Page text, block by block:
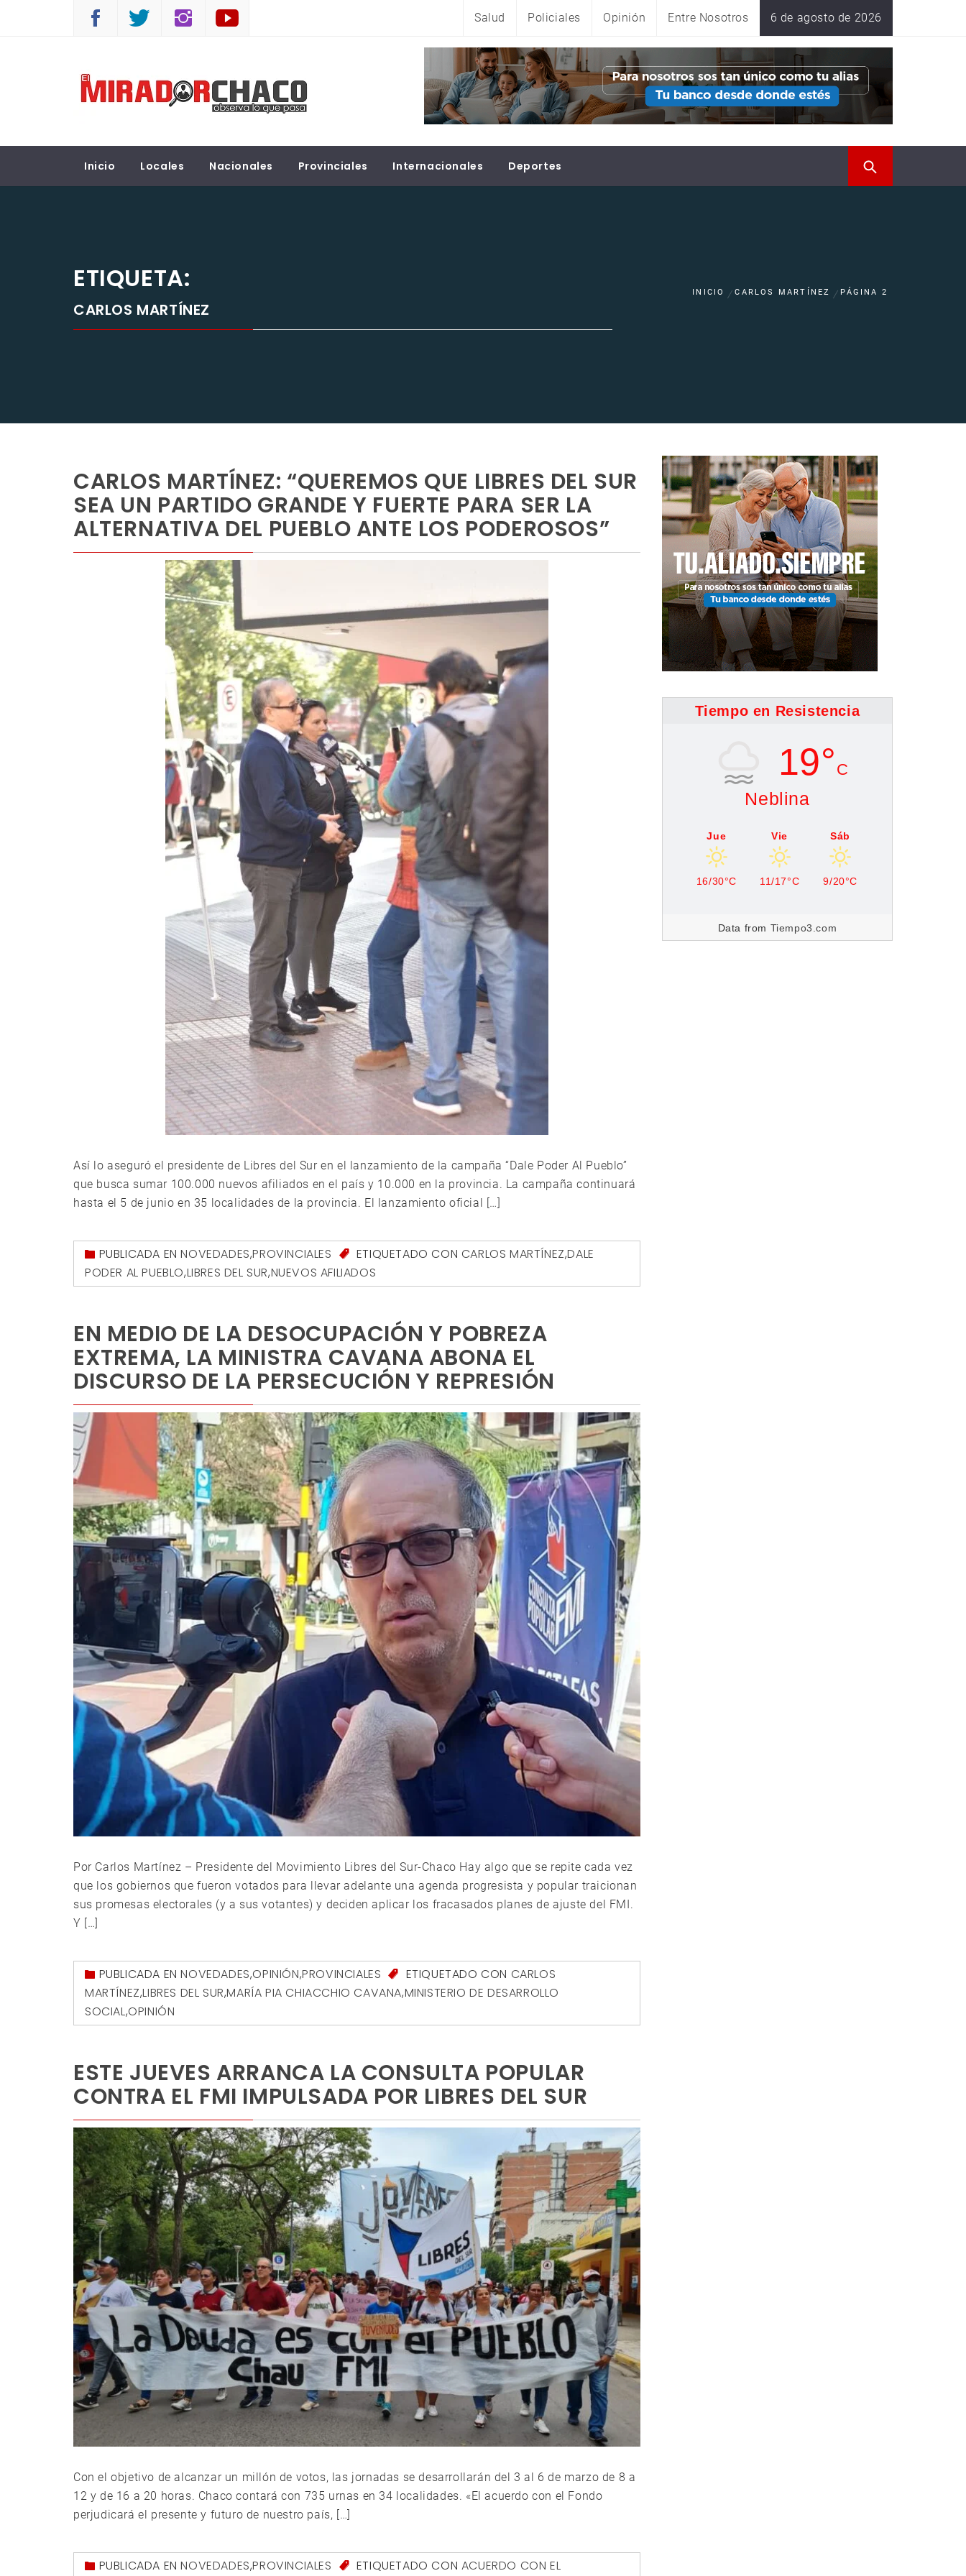
Salud Policiales Opinión Entre Nosotros 6 de agosto de 2026
EL MIRADOR CHACO
Inicio Locales Nacionales Provinciales Internacionales Deportes
ETIQUETA:
CARLOS MARTÍNEZ
INICIO CARLOS MARTÍNEZ PÁGINA 2
CARLOS MARTÍNEZ: “QUEREMOS QUE LIBRES DEL SUR
SEA UN PARTIDO GRANDE Y FUERTE PARA SER LA
ALTERNATIVA DEL PUEBLO ANTE LOS PODEROSOS”
Así lo aseguró el presidente de Libres del Sur en el lanzamiento de la campaña “Dale Poder Al Pueblo”
que busca sumar 100.000 nuevos afiliados en el país y 10.000 en la provincia. La campaña continuará
hasta el 5 de junio en 35 localidades de la provincia. El lanzamiento oficial […]
PUBLICADA ENNOVEDADES,PROVINCIALES ETIQUETADO CON CARLOS MARTÍNEZ,DALE
PODER AL PUEBLO,LIBRES DEL SUR,NUEVOS AFILIADOS
EN MEDIO DE LA DESOCUPACIÓN Y POBREZA
EXTREMA, LA MINISTRA CAVANA ABONA EL
DISCURSO DE LA PERSECUCIÓN Y REPRESIÓN
Por Carlos Martínez – Presidente del Movimiento Libres del Sur-Chaco Hay algo que se repite cada vez
que los gobiernos que fueron votados para llevar adelante una agenda progresista y popular traicionan
sus promesas electorales (y a sus votantes) y deciden aplicar los fracasados planes de ajuste del FMI.
Y […]
PUBLICADA ENNOVEDADES,OPINIÓN,PROVINCIALES ETIQUETADO CON CARLOS
MARTÍNEZ,LIBRES DEL SUR,MARÍA PIA CHIACCHIO CAVANA,MINISTERIO DE DESARROLLO
SOCIAL,OPINIÓN
ESTE JUEVES ARRANCA LA CONSULTA POPULAR
CONTRA EL FMI IMPULSADA POR LIBRES DEL SUR
Con el objetivo de alcanzar un millón de votos, las jornadas se desarrollarán del 3 al 6 de marzo de 8 a
12 y de 16 a 20 horas. Chaco contará con 735 urnas en 34 localidades. «El acuerdo con el Fondo
perjudicará el presente y futuro de nuestro país, […]
PUBLICADA ENNOVEDADES,PROVINCIALES ETIQUETADO CON ACUERDO CON EL
Tiempo en Resistencia
19° C
Neblina
Jue
16/30°C
Vie
11/17°C
Sáb
9/20°C
Data from Tiempo3.com